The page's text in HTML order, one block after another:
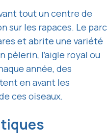
tout un centre de
sur les rapaces. Le parc
et abrite une variété
pèlerin, l’aigle royal ou
année, des
en avant les
ces oiseaux.